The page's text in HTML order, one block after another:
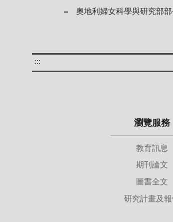
奧地利婦女科學與研究部
:::
瀏覽服務
教育訊息
期刊論文
圖書全文
研究計畫及報